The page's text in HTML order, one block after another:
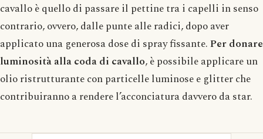
cavallo è quello di passare il pettine tra i capelli in senso
contrario, ovvero, dalle punte alle radici, dopo aver
applicato una generosa dose di spray fissante.Per donare
luminosità alla coda di cavallo, è possibile applicare un
olio ristrutturante con particelle luminose e glitter che
contribuiranno a rendere l’acconciatura davvero da star.